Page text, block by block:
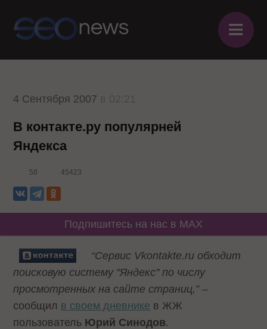
≡
4 Сентября 2007
В контакте.ру популярней
Яндекса
58 45423
Подпишитесь на нас в MAX
“Сервис Vkontakte.ru обходит
поисковую систему "Яндекс" по числу
просмотренных на сайте страниц,”–
сообщил в своем дневнике в ЖЖ
пользователь Юрий Синодов.